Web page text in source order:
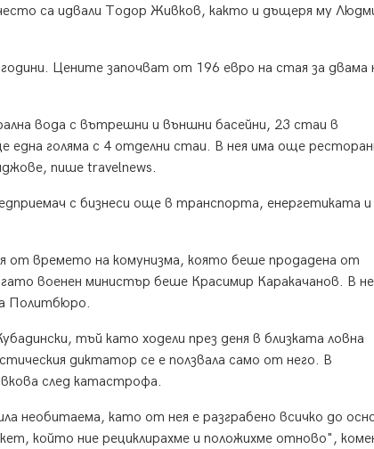
са идвали Тодор Живков, както и дъщеря му
Цените започват от 196 евро на стая за двама
вода с вътрешни и външни басейни, 23 стаи в
една голяма с 4 отделни стаи. В нея има още
пише travelnews.
с бизнеси още в транспорта, енергетиката и
от времето на комунизма, която беше продадена от
военен министър беше Красимир Каракачанов. В
Политбюро.
тъй като ходели през деня в близката ловна
диктатор се е ползвала само от него. В
след катастрофа.
необитаема, като от нея е разграбено всичко до
който ние рециклирахме и положихме отново",